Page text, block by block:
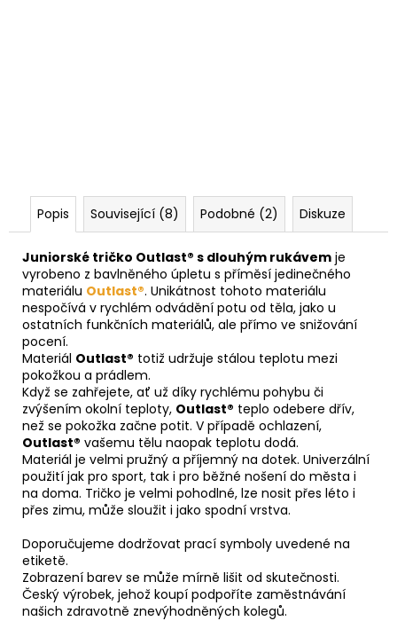
Popis Související (8) Podobné (2) Diskuze
Juniorské tričko Outlast® s dlouhým rukávem je
vyrobeno z bavlněného úpletu s příměsí jedinečného
materiálu Outlast®. Unikátnost tohoto materiálu
nespočívá v rychlém odvádění potu od těla, jako u
ostatních funkčních materiálů, ale přímo ve snižování
pocení.
Materiál Outlast® totiž udržuje stálou teplotu mezi
pokožkou a prádlem.
Když se zahřejete, ať už díky rychlému pohybu či
zvýšením okolní teploty, Outlast® teplo odebere dřív,
než se pokožka začne potit. V případě ochlazení,
Outlast® vašemu tělu naopak teplotu dodá.
Materiál je velmi pružný a příjemný na dotek. Univerzální
použití jak pro sport, tak i pro běžné nošení do města i
na doma. Tričko je velmi pohodlné, lze nosit přes léto i
přes zimu, může sloužit i jako spodní vrstva.
Doporučujeme dodržovat prací symboly uvedené na
etiketě.
Zobrazení barev se může mírně lišit od skutečnosti.
Český výrobek, jehož koupí podpoříte zaměstnávání
našich zdravotně znevýhodněných kolegů.